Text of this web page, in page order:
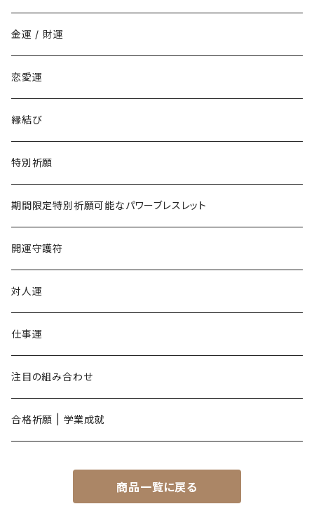
恋愛でライバルに勝ちたい
寅年
卯年
辰年
巳年
午年
未年
申年
酉年
戌年
亥年
金運 / 財運
恋愛運
縁結び
特別祈願
期間限定特別祈願可能なパワーブレスレット
開運守護符
対人運
仕事運
注目の組み合わせ
合格祈願 | 学業成就
商品一覧に戻る